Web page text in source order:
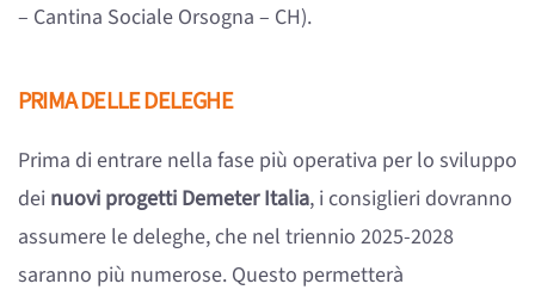
– Cantina Sociale Orsogna – CH).
PRIMA DELLE DELEGHE
Prima di entrare nella fase più operativa per lo sviluppo
dei nuovi progetti Demeter Italia, i consiglieri dovranno
assumere le deleghe, che nel triennio 2025-2028
saranno più numerose. Questo permetterà